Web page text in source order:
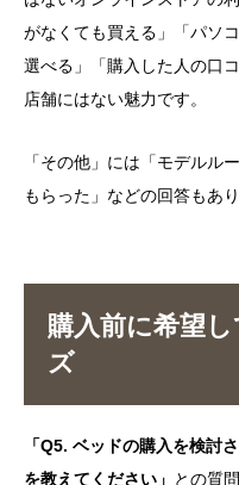
がなくても買える」「パソ
選べる」「購入した人の口
店舗にはない魅力です。
「その他」には「モデルル
もらった」などの回答もあり
購入前に希望
ズ
「Q5. ベッドの購入を検討
を教えてください」 との質